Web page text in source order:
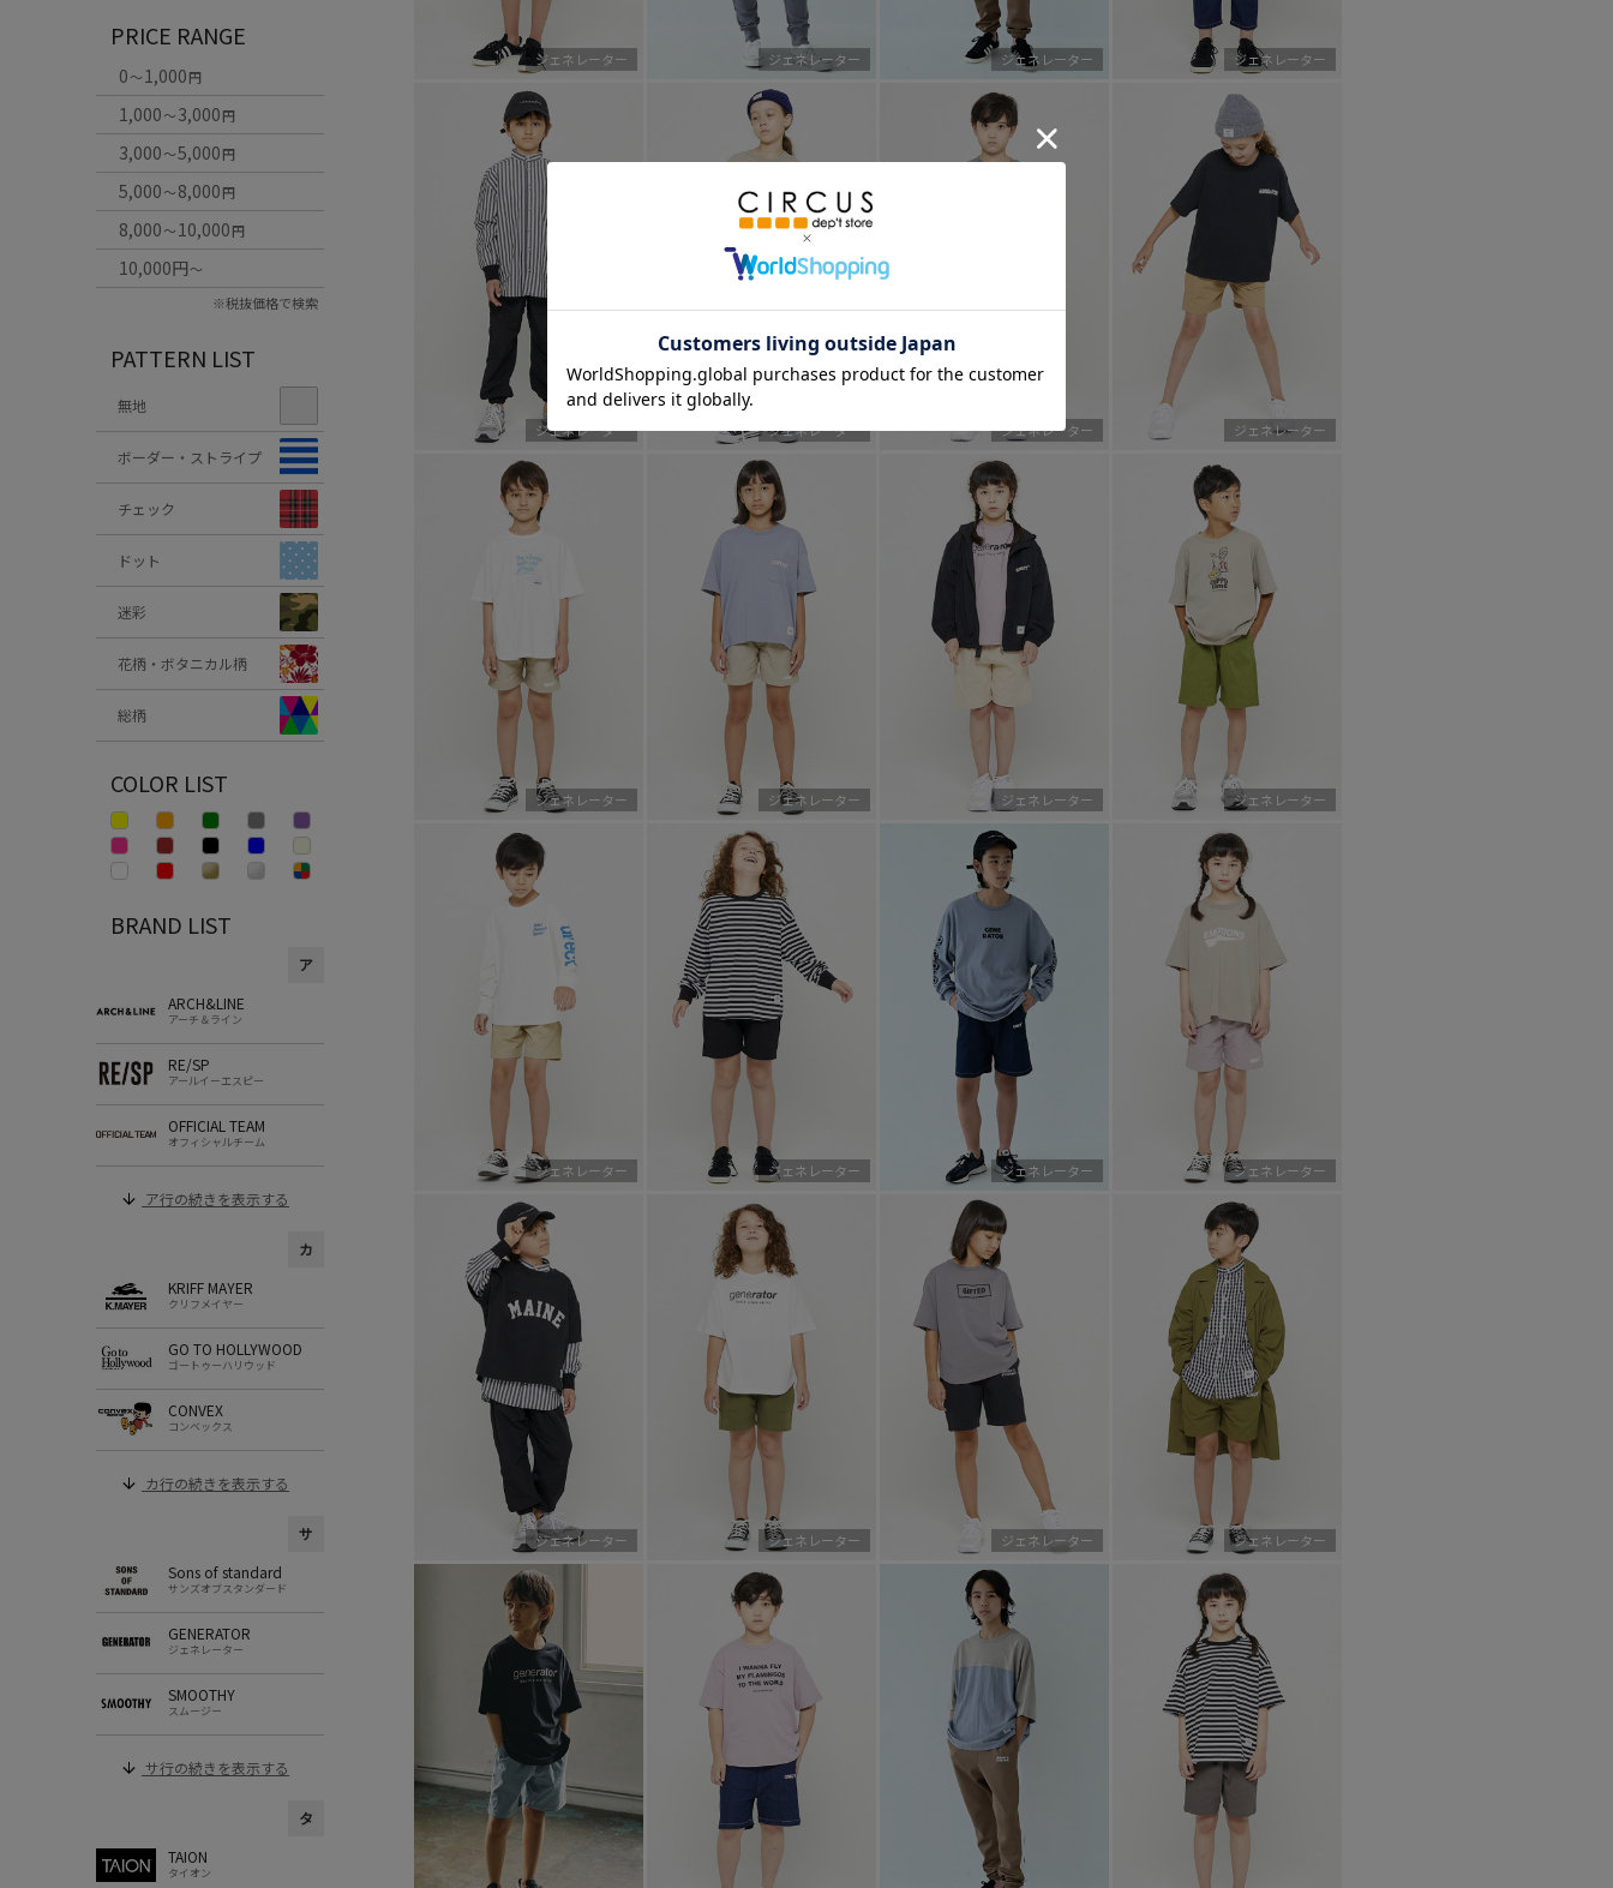
PRICE RANGE
0～1,000円
1,000～3,000円
3,000～5,000円
5,000～8,000円
8,000～10,000円
10,000円～
※税抜価格で検索
PATTERN LIST
無地
ボーダー・ストライプ
チェック
ドット
迷彩
花柄・ボタニカル柄
総柄
COLOR LIST
BRAND LIST
ア
ARCH&LINE
アーチ＆ライン
RE/SP
アールイーエスピー
OFFICIAL TEAM
オフィシャルチーム
ア行の続きを表示する
カ
KRIFF MAYER
クリフメイヤー
GO TO HOLLYWOOD
ゴートゥーハリウッド
CONVEX
コンベックス
カ行の続きを表示する
サ
Sons of standard
サンズオブスタンダード
GENERATOR
ジェネレーター
SMOOTHY
スムージー
サ行の続きを表示する
タ
TAION
タイオン
ジェネレーター ジェネレーター ジェネレーター ジェネレーター
ジェネレーター ジェネレーター ジェネレーター ジェネレーター
ジェネレーター ジェネレーター ジェネレーター ジェネレーター
ジェネレーター ジェネレーター ジェネレーター ジェネレーター
ジェネレーター ジェネレーター ジェネレーター ジェネレーター